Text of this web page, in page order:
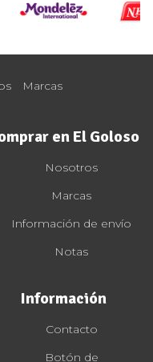
Marcas
en El Goloso
Nosotros
Marcas
Información de envío
Notas
Información
Contacto
Botón de